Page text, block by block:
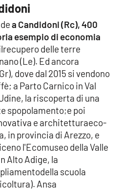
a Candidoni (Rc), 400
esempio di economia
delle terre
(Le). Ed ancora
dove dal 2015 si vendono
a Parto Carnico in Val
la riscoperta di una
spopolamento;e poi
e architetturaeco-
in provincia di Arezzo, e
l'Ecomuseo della Valle
Alto Adige, la
scuola
Ansa